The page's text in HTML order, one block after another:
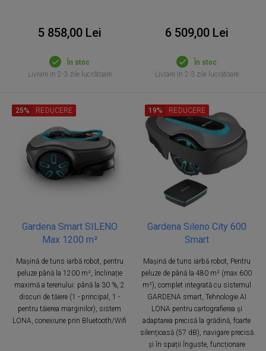
5 858,00 Lei
În stoc
Livrare in 2-3 zile lucrătoare
6 509,00 Lei
În stoc
Livrare in 2-3 zile lucrătoare
Gardena Smart SILENO
Max 1200 m²
Mașină de tuns iarbă robot, pentru
peluze până la 1200 m², înclinație
maximă a terenului: până la 30 %, 2
discuri de tăiere (1 - principal, 1 -
pentru tăierea marginilor), sistem
LONA, conexiune prin Bluetooth/Wifi
25% REDUCERE
Gardena Sileno City 600
Smart
Mașină de tuns iarbă robot, Pentru
peluze de până la 480 m² (max 600
m²), complet integrată cu sistemul
GARDENA smart, Tehnologie AI
LONA pentru cartografierea și
adaptarea precisă la grădină, foarte
silențioasă (57 dB), navigare precisă
și în spații înguste, funcționare
19% REDUCERE